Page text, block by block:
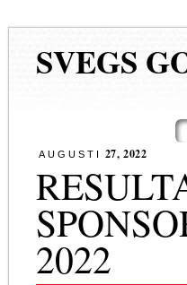
SVEGS
Huvudmeny
innehållAUGUSTI 27, 2022
2022